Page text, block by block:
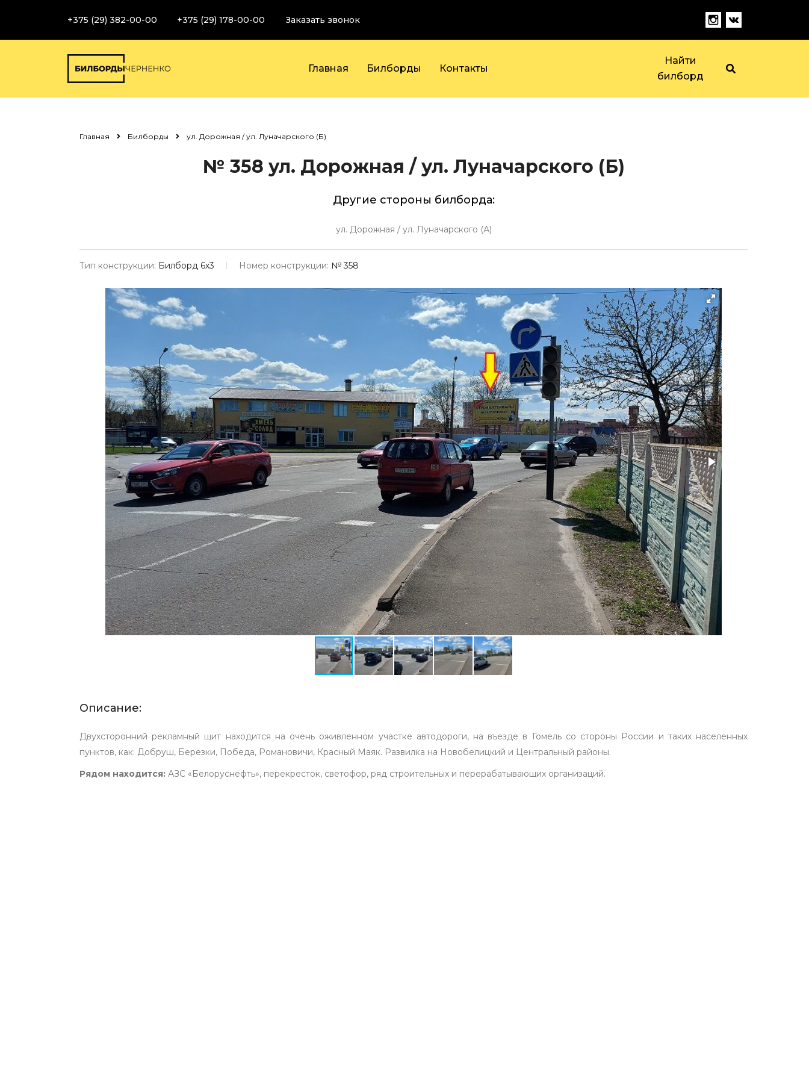
+375 (29) 382-00-00 +375 (29) 178-00-00 Заказать звонок
Главная Билборды Контакты
Найти
билборд
Главная Билборды ул. Дорожная / ул. Луначарского (Б)
№ 358 ул. Дорожная / ул. Луначарского (Б)
Другие стороны билборда:
ул. Дорожная / ул. Луначарского (А)
Тип конструкции: Билборд 6х3 Номер конструкции: № 358
Описание:
Двухсторонний рекламный щит находится на очень оживленном участке автодороги, на въезде в Гомель со стороны России и таких населенных
пунктов, как: Добруш, Березки, Победа, Романовичи, Красный Маяк. Развилка на Новобелицкий и Центральный районы.
Рядом находится: АЗС «Белоруснефть», перекресток, светофор, ряд строительных и перерабатывающих организаций.